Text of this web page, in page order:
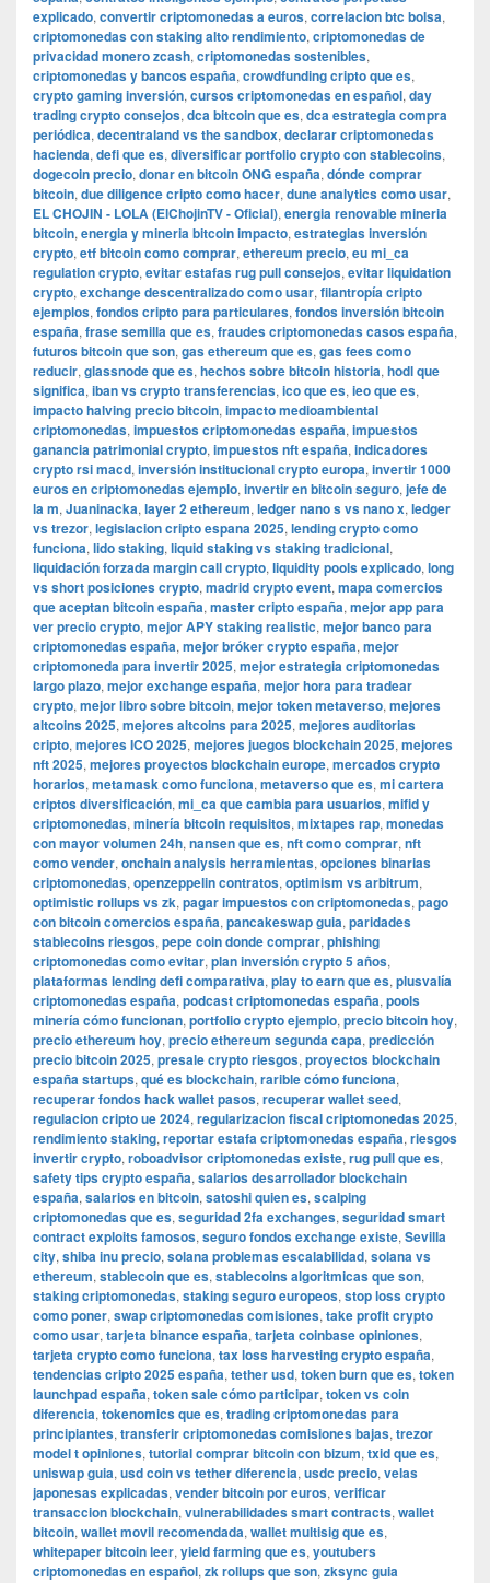
explicado, convertir criptomonedas a euros, correlacion btc bolsa,
criptomonedas con staking alto rendimiento, criptomonedas de
privacidad monero zcash, criptomonedas sostenibles,
criptomonedas y bancos españa, crowdfunding cripto que es,
crypto gaming inversión, cursos criptomonedas en español, day
trading crypto consejos, dca bitcoin que es, dca estrategia compra
periódica, decentraland vs the sandbox, declarar criptomonedas
hacienda, defi que es, diversificar portfolio crypto con stablecoins,
dogecoin precio, donar en bitcoin ONG españa, dónde comprar
bitcoin, due diligence cripto como hacer, dune analytics como usar,
EL CHOJIN - LOLA (ElChojinTV - Oficial), energia renovable mineria
bitcoin, energia y mineria bitcoin impacto, estrategias inversión
crypto, etf bitcoin como comprar, ethereum precio, eu mi_ca
regulation crypto, evitar estafas rug pull consejos, evitar liquidation
crypto, exchange descentralizado como usar, filantropía cripto
ejemplos, fondos cripto para particulares, fondos inversión bitcoin
españa, frase semilla que es, fraudes criptomonedas casos españa,
futuros bitcoin que son, gas ethereum que es, gas fees como
reducir, glassnode que es, hechos sobre bitcoin historia, hodl que
significa, iban vs crypto transferencias, ico que es, ieo que es,
impacto halving precio bitcoin, impacto medioambiental
criptomonedas, impuestos criptomonedas españa, impuestos
ganancia patrimonial crypto, impuestos nft españa, indicadores
crypto rsi macd, inversión institucional crypto europa, invertir 1000
euros en criptomonedas ejemplo, invertir en bitcoin seguro, jefe de
la m, Juaninacka, layer 2 ethereum, ledger nano s vs nano x, ledger
vs trezor, legislacion cripto espana 2025, lending crypto como
funciona, lido staking, liquid staking vs staking tradicional,
liquidación forzada margin call crypto, liquidity pools explicado, long
vs short posiciones crypto, madrid crypto event, mapa comercios
que aceptan bitcoin españa, master cripto españa, mejor app para
ver precio crypto, mejor APY staking realistic, mejor banco para
criptomonedas españa, mejor bróker crypto españa, mejor
criptomoneda para invertir 2025, mejor estrategia criptomonedas
largo plazo, mejor exchange españa, mejor hora para tradear
crypto, mejor libro sobre bitcoin, mejor token metaverso, mejores
altcoins 2025, mejores altcoins para 2025, mejores auditorias
cripto, mejores ICO 2025, mejores juegos blockchain 2025, mejores
nft 2025, mejores proyectos blockchain europe, mercados crypto
horarios, metamask como funciona, metaverso que es, mi cartera
criptos diversificación, mi_ca que cambia para usuarios, mifid y
criptomonedas, minería bitcoin requisitos, mixtapes rap, monedas
con mayor volumen 24h, nansen que es, nft como comprar, nft
como vender, onchain analysis herramientas, opciones binarias
criptomonedas, openzeppelin contratos, optimism vs arbitrum,
optimistic rollups vs zk, pagar impuestos con criptomonedas, pago
con bitcoin comercios españa, pancakeswap guia, paridades
stablecoins riesgos, pepe coin donde comprar, phishing
criptomonedas como evitar, plan inversión crypto 5 años,
plataformas lending defi comparativa, play to earn que es, plusvalía
criptomonedas españa, podcast criptomonedas españa, pools
minería cómo funcionan, portfolio crypto ejemplo, precio bitcoin hoy,
precio ethereum hoy, precio ethereum segunda capa, predicción
precio bitcoin 2025, presale crypto riesgos, proyectos blockchain
españa startups, qué es blockchain, rarible cómo funciona,
recuperar fondos hack wallet pasos, recuperar wallet seed,
regulacion cripto ue 2024, regularizacion fiscal criptomonedas 2025,
rendimiento staking, reportar estafa criptomonedas españa, riesgos
invertir crypto, roboadvisor criptomonedas existe, rug pull que es,
safety tips crypto españa, salarios desarrollador blockchain
españa, salarios en bitcoin, satoshi quien es, scalping
criptomonedas que es, seguridad 2fa exchanges, seguridad smart
contract exploits famosos, seguro fondos exchange existe, Sevilla
city, shiba inu precio, solana problemas escalabilidad, solana vs
ethereum, stablecoin que es, stablecoins algoritmicas que son,
staking criptomonedas, staking seguro europeos, stop loss crypto
como poner, swap criptomonedas comisiones, take profit crypto
como usar, tarjeta binance españa, tarjeta coinbase opiniones,
tarjeta crypto como funciona, tax loss harvesting crypto españa,
tendencias cripto 2025 españa, tether usd, token burn que es, token
launchpad españa, token sale cómo participar, token vs coin
diferencia, tokenomics que es, trading criptomonedas para
principiantes, transferir criptomonedas comisiones bajas, trezor
model t opiniones, tutorial comprar bitcoin con bizum, txid que es,
uniswap guia, usd coin vs tether diferencia, usdc precio, velas
japonesas explicadas, vender bitcoin por euros, verificar
transaccion blockchain, vulnerabilidades smart contracts, wallet
bitcoin, wallet movil recomendada, wallet multisig que es,
whitepaper bitcoin leer, yield farming que es, youtubers
criptomonedas en español, zk rollups que son, zksync guia